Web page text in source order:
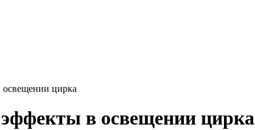
цирка
в освещении цирка